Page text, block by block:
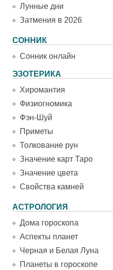
Лунные дни
Затмения в 2026
СОННИК
Сонник онлайн
ЭЗОТЕРИКА
Хиромантия
Физиогномика
Фэн-Шуй
Приметы
Толкование рун
Значение карт Таро
Значение цвета
Свойства камней
АСТРОЛОГИЯ
Дома гороскопа
Аспекты планет
Черная и Белая Луна
Планеты в гороскопе